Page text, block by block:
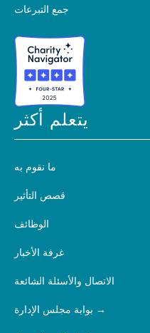
جمع التبرعات
يتعلم أكثر
ما نقوم به
قصص التأثير
الوظائف
غرفة الأخبار
الاتصال والأسئلة الشائعة
بوابة مجلس الإدارة